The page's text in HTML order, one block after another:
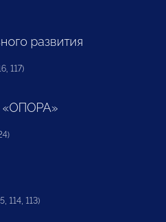
развития
117)
«ОПОРА»
114, 113)